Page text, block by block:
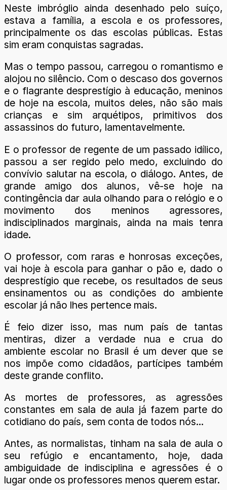
Neste imbróglio ainda desenhado pelo suíço,
estava a família, a escola e os professores,
principalmente os das escolas públicas. Estas
sim eram conquistas sagradas.
Mas o tempo passou, carregou o romantismo e
alojou no silêncio. Com o descaso dos governos
e o flagrante desprestígio à educação, meninos
de hoje na escola, muitos deles, não são mais
crianças e sim arquétipos, primitivos dos
assassinos do futuro, lamentavelmente.
E o professor de regente de um passado idílico,
passou a ser regido pelo medo, excluindo do
convívio salutar na escola, o diálogo. Antes, de
grande amigo dos alunos, vê-se hoje na
contingência dar aula olhando para o relógio e o
movimento dos meninos agressores,
indisciplinados marginais, ainda na mais tenra
idade.
O professor, com raras e honrosas exceções,
vai hoje à escola para ganhar o pão e, dado o
desprestígio que recebe, os resultados de seus
ensinamentos ou as condições do ambiente
escolar já não lhes pertence mais.
É feio dizer isso, mas num país de tantas
mentiras, dizer a verdade nua e crua do
ambiente escolar no Brasil é um dever que se
nos impõe como cidadãos, partícipes também
deste grande conflito.
As mortes de professores, as agressões
constantes em sala de aula já fazem parte do
cotidiano do país, sem conta de todos nós...
Antes, as normalistas, tinham na sala de aula o
seu refúgio e encantamento, hoje, dada
ambiguidade de indisciplina e agressões é o
lugar onde os professores menos querem estar.